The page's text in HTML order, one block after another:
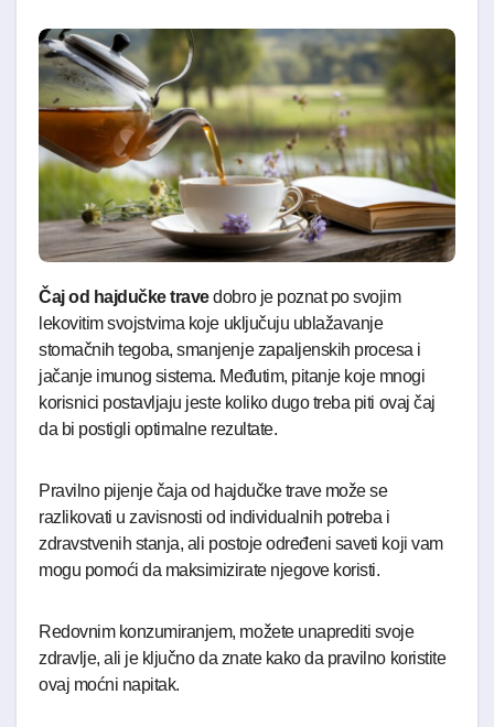
Čaj od hajdučke travedobro je poznat po svojim
lekovitim svojstvima koje uključuju ublažavanje
stomačnih tegoba, smanjenje zapaljenskih procesa i
jačanje imunog sistema. Međutim, pitanje koje mnogi
korisnici postavljaju jeste koliko dugo treba piti ovaj čaj
da bi postigli optimalne rezultate.
Pravilno pijenje čaja od hajdučke trave može se
razlikovati u zavisnosti od individualnih potreba i
zdravstvenih stanja, ali postoje određeni saveti koji vam
mogu pomoći da maksimizirate njegove koristi.
Redovnim konzumiranjem, možete unaprediti svoje
zdravlje, ali je ključno da znate kako da pravilno koristite
ovaj moćni napitak.